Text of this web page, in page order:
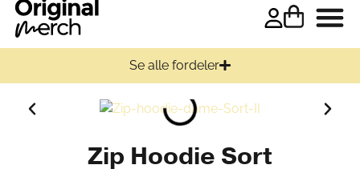
Se alle fordeler
Zip Hoodie Sort